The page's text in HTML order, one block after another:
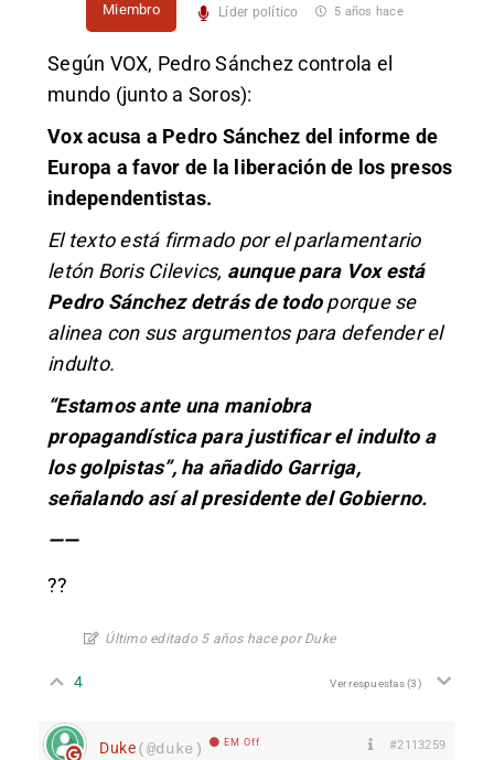
Miembro Líder político 5 años hace
Según VOX, Pedro Sánchez controla el
mundo (junto a Soros):
Vox acusa a Pedro Sánchez del informe de
Europa a favor de la liberación de los presos
independentistas.
El texto está firmado por el parlamentario
letón Boris Cilevics, aunque para Vox está
Pedro Sánchez detrás de todoporque se
alinea con sus argumentos para defender el
indulto.
“Estamos ante una maniobra
propagandística para justificar el indulto a
los golpistas”, ha añadido Garriga,
señalando así al presidente del Gobierno.
——
??
Último editado 5 años hace por Duke
4 Ver respuestas(3)
Duke(@duke) EM Off #2113259